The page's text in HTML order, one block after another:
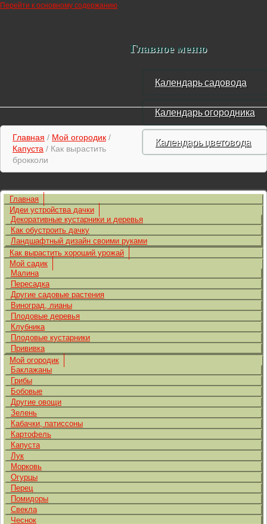
Перейти к основному содержанию
Главное меню
Календарь садовода
Календарь огородника
Календарь цветовода
Главная / Мой огородик /
Капуста / Как вырастить
брокколи
Главная
Идеи устройства дачки
Декоративные кустарники и деревья
Как обустроить дачку
Ландшафтный дизайн своими руками
Как вырастить хороший урожай
Мой садик
Малина
Пересадка
Другие садовые растения
Виноград, лианы
Плодовые деревья
Клубника
Плодовые кустарники
Прививка
Мой огородик
Баклажаны
Грибы
Бобовые
Другие овощи
Зелень
Кабачки, патиссоны
Картофель
Капуста
Лук
Морковь
Огурцы
Перец
Помидоры
Свекла
Чеснок